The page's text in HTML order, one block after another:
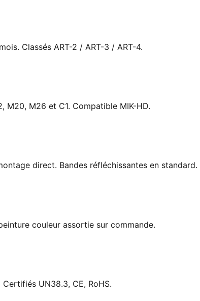
Classés ART-2 / ART-3 / ART-4.
M26 et C1. Compatible MIK-HD.
direct. Bandes réfléchissantes en standard.
couleur assortie sur commande.
UN38.3, CE, RoHS.